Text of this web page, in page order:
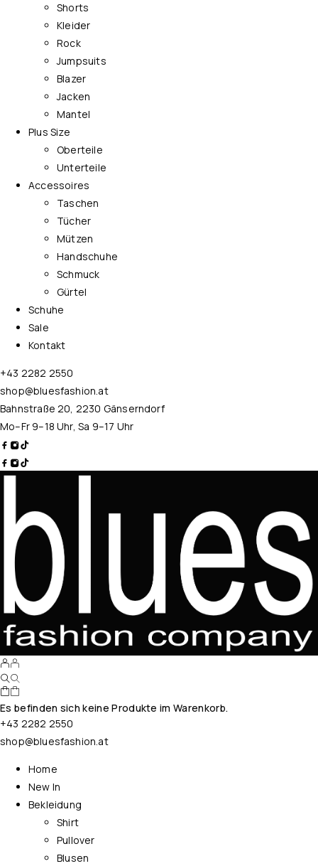
Shorts
Kleider
Rock
Jumpsuits
Blazer
Jacken
Mantel
Plus Size
Oberteile
Unterteile
Accessoires
Taschen
Tücher
Mützen
Handschuhe
Schmuck
Gürtel
Schuhe
Sale
Kontakt
+43 2282 2550
shop@bluesfashion.at
Bahnstraße 20, 2230 Gänserndorf
Mo–Fr 9–18 Uhr, Sa 9–17 Uhr
Es befinden sich keine Produkte im Warenkorb.
+43 2282 2550
shop@bluesfashion.at
Home
New In
Bekleidung
Shirt
Pullover
Blusen